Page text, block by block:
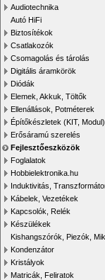
Audiotechnika
Autó HiFi
Biztosítékok
Csatlakozók
Csomagolás és tárolás
Digitális áramkörök
Diódák
Elemek, Akkuk, Töltők
Ellenállások, Potméterek
Építőkészletek (KIT, Modul)
Erősáramú szerelés
Fejlesztőeszközök
Foglalatok
Hobbielektronika.hu
Induktivitás,
Kábelek, Vezetékek
Kapcsolók, Relék
Készülékek
Kishangszórók, Piezók,
Kondenzátor
Kristályok
Matricák, Feliratok